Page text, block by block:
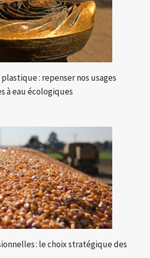
: repenser nos usages
à eau écologiques
: le choix stratégique des